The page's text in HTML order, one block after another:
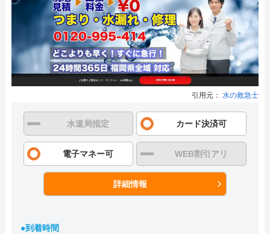
引用元： 水の救急士
水道局指定 カード決済可
電子マネー可 WEB割引アリ
詳細情報
●到着時間